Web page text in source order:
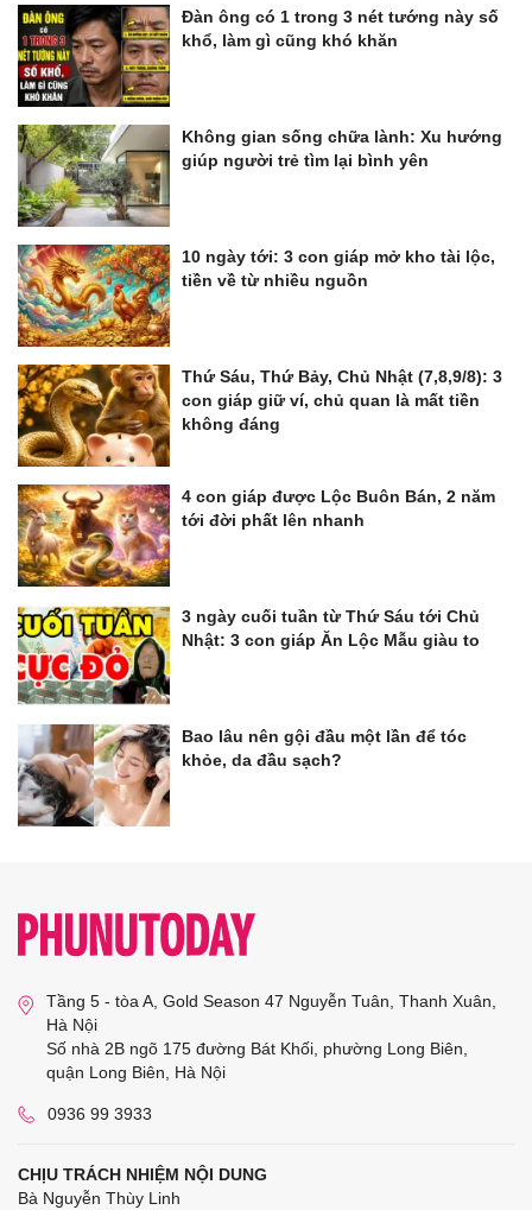
Đàn ông có 1 trong 3 nét tướng này số
khổ, làm gì cũng khó khăn
Không gian sống chữa lành: Xu hướng
giúp người trẻ tìm lại bình yên
10 ngày tới: 3 con giáp mở kho tài lộc,
tiền về từ nhiều nguồn
Thứ Sáu, Thứ Bảy, Chủ Nhật (7,8,9/8): 3
con giáp giữ ví, chủ quan là mất tiền
không đáng
4 con giáp được Lộc Buôn Bán, 2 năm
tới đời phất lên nhanh
3 ngày cuối tuần từ Thứ Sáu tới Chủ
Nhật: 3 con giáp Ăn Lộc Mẫu giàu to
Bao lâu nên gội đầu một lần để tóc
khỏe, da đầu sạch?
Tầng 5 - tòa A, Gold Season 47 Nguyễn Tuân, Thanh Xuân,
Hà Nội
Số nhà 2B ngõ 175 đường Bát Khối, phường Long Biên,
quận Long Biên, Hà Nội
0936 99 3933
CHỊU TRÁCH NHIỆM NỘI DUNG
Bà Nguyễn Thùy Linh